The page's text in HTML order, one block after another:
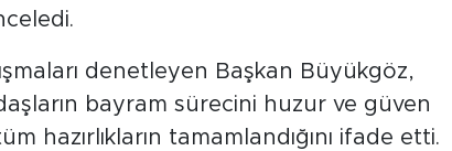
denetleyen Başkan Büyükgöz,
bayram sürecini huzur ve güven
hazırlıkların tamamlandığını ifade etti.